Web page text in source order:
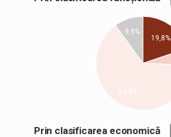
19,8%
9,9%
Prin clasificarea economică